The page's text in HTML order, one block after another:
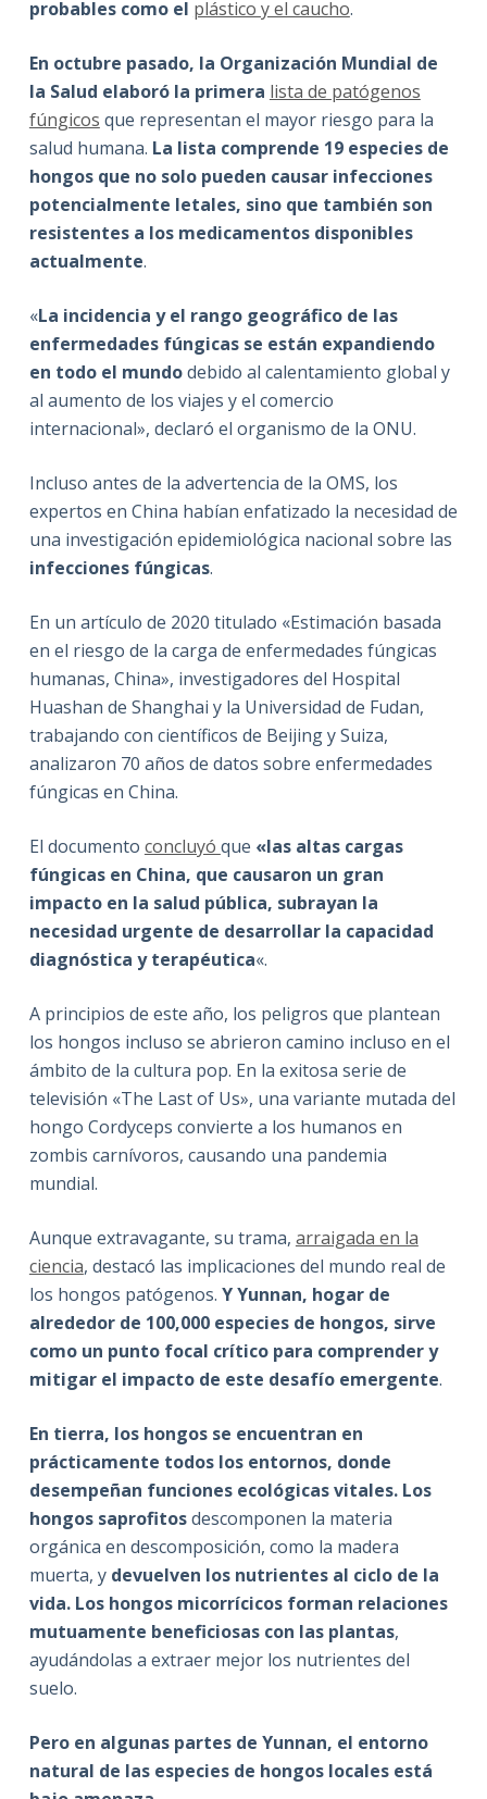
probables como el plástico y el caucho.
En octubre pasado, la Organización Mundial de
la Salud elaboró la primera lista de patógenos
fúngicos que representan el mayor riesgo para la
salud humana. La lista comprende 19 especies de
hongos que no solo pueden causar infecciones
potencialmente letales, sino que también son
resistentes a los medicamentos disponibles
actualmente.
«La incidencia y el rango geográfico de las
enfermedades fúngicas se están expandiendo
en todo el mundodebido al calentamiento global y
al aumento de los viajes y el comercio
internacional», declaró el organismo de la ONU.
Incluso antes de la advertencia de la OMS, los
expertos en China habían enfatizado la necesidad de
una investigación epidemiológica nacional sobre las
infecciones fúngicas.
En un artículo de 2020 titulado «Estimación basada
en el riesgo de la carga de enfermedades fúngicas
humanas, China», investigadores del Hospital
Huashan de Shanghai y la Universidad de Fudan,
trabajando con científicos de Beijing y Suiza,
analizaron 70 años de datos sobre enfermedades
fúngicas en China.
El documento concluyó que «las altas cargas
fúngicas en China, que causaron un gran
impacto en la salud pública, subrayan la
necesidad urgente de desarrollar la capacidad
diagnóstica y terapéutica«.
A principios de este año, los peligros que plantean
los hongos incluso se abrieron camino incluso en el
ámbito de la cultura pop. En la exitosa serie de
televisión «The Last of Us», una variante mutada del
hongo Cordyceps convierte a los humanos en
zombis carnívoros, causando una pandemia
mundial.
Aunque extravagante, su trama, arraigada en la
ciencia, destacó las implicaciones del mundo real de
los hongos patógenos. Y Yunnan, hogar de
alrededor de 100,000 especies de hongos, sirve
como un punto focal crítico para comprender y
mitigar el impacto de este desafío emergente.
En tierra, los hongos se encuentran en
prácticamente todos los entornos, donde
desempeñan funciones ecológicas vitales. Los
hongos saprofitosdescomponen la materia
orgánica en descomposición, como la madera
muerta, y devuelven los nutrientes al ciclo de la
vida. Los hongos micorrícicos forman relaciones
mutuamente beneficiosas con las plantas,
ayudándolas a extraer mejor los nutrientes del
suelo.
Pero en algunas partes de Yunnan, el entorno
natural de las especies de hongos locales está